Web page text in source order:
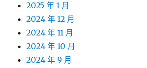
2025 年 1 月
2024 年 12 月
2024 年 11 月
2024 年 10 月
2024 年 9 月